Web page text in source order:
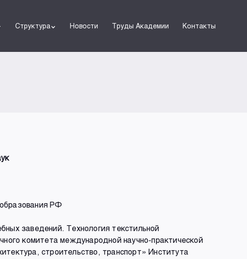
Структура Новости Труды Академии Контакты
РФ
заведений. Технология текстильной
комитета международной научно-практической
строительство, транспорт» Института